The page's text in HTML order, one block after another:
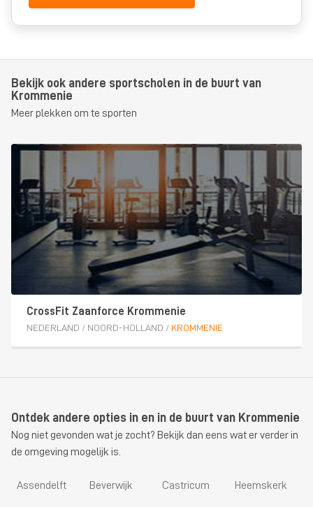
Bekijk ook andere sportscholen in de buurt van
Krommenie
Meer plekken om te sporten
CrossFit Zaanforce Krommenie
NEDERLAND / NOORD-HOLLAND / KROMMENIE
Ontdek andere opties in en in de buurt van Krommenie
Nog niet gevonden wat je zocht? Bekijk dan eens wat er verder in
de omgeving mogelijk is.
Assendelft Beverwijk Castricum Heemskerk